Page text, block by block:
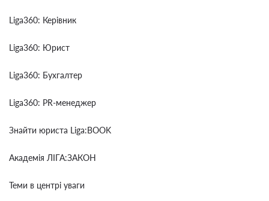
Liga360: Керівник
Liga360: Юрист
Liga360: Бухгалтер
Liga360: PR-менеджер
Знайти юриста Liga:BOOK
Академія ЛІГА:ЗАКОН
Теми в центрі уваги